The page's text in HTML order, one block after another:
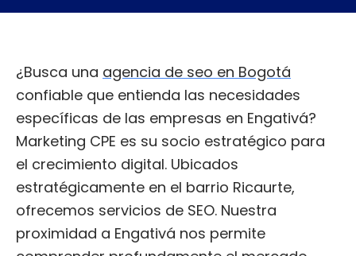
¿Busca una agencia de seo en Bogotá
confiable que entienda las necesidades
específicas de las empresas en Engativá?
Marketing CPE es su socio estratégico para
el crecimiento digital. Ubicados
estratégicamente en el barrio Ricaurte,
ofrecemos servicios de SEO. Nuestra
proximidad a Engativá nos permite